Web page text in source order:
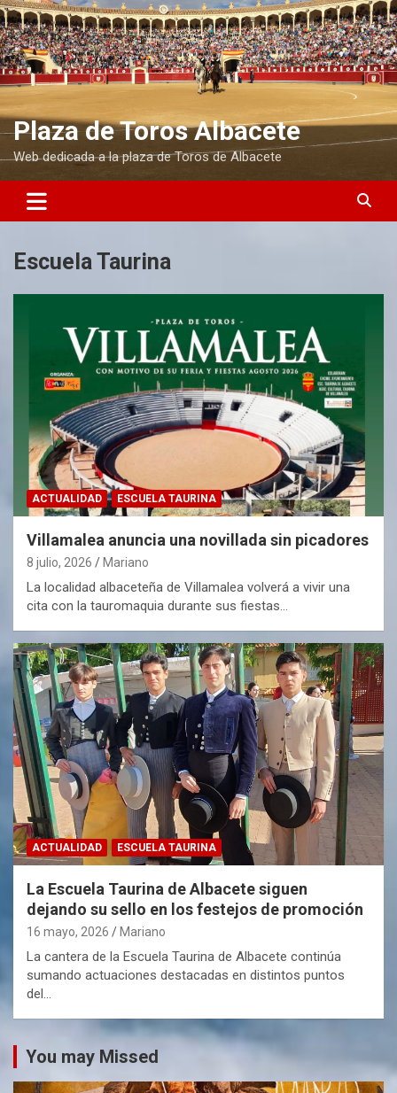
S
a
l
t
a
a
l
c
Plaza de Toros Albacete
Web dedicada a la plaza de Toros de Albacete
Escuela Taurina
ACTUALIDAD ESCUELA TAURINA
Villamalea anuncia una novillada sin picadores
8 julio, 2026 Mariano
La localidad albaceteña de Villamalea volverá a vivir una
cita con la tauromaquia durante sus fiestas…
ACTUALIDAD ESCUELA TAURINA
La Escuela Taurina de Albacete siguen
dejando su sello en los festejos de promoción
16 mayo, 2026 Mariano
La cantera de la Escuela Taurina de Albacete continúa
sumando actuaciones destacadas en distintos puntos
del…
You may Missed